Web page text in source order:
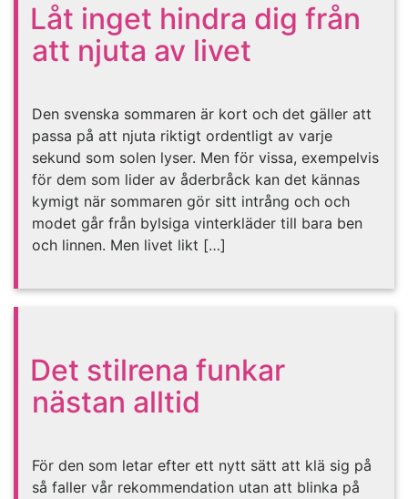
Låt inget hindra dig från
att njuta av livet
Den svenska sommaren är kort och det gäller att
passa på att njuta riktigt ordentligt av varje
sekund som solen lyser. Men för vissa, exempelvis
för dem som lider av åderbråck kan det kännas
kymigt när sommaren gör sitt intrång och och
modet går från bylsiga vinterkläder till bara ben
och linnen. Men livet likt […]
Det stilrena funkar
nästan alltid
För den som letar efter ett nytt sätt att klä sig på
så faller vår rekommendation utan att blinka på